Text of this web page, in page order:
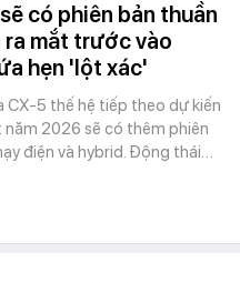
có phiên bản thuần
ra mắt trước vào
hẹn 'lột xác'
CX-5 thế hệ tiếp theo dự kiến
năm 2026 sẽ có thêm phiên
điện và hybrid. Động thái…